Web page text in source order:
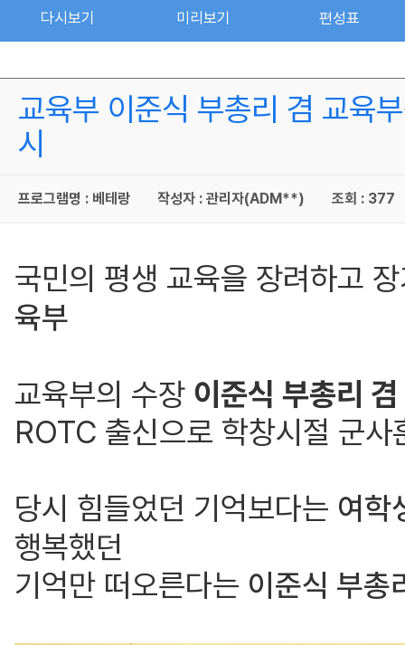
다시보기 미리보기 편성표
교육부 이준식 부총리 겸 교육
시
프로그램명 : 베테랑 작성자 : 관리자(ADM**) 조회 : 377
국민의 평생 교육을 장려하고
육부
교육부의 수장 이준식 부총리
ROTC 출신으로 학창시절 군
당시 힘들었던 기억보다는 여학
행복했던
기억만 떠오른다는 이준식 부총